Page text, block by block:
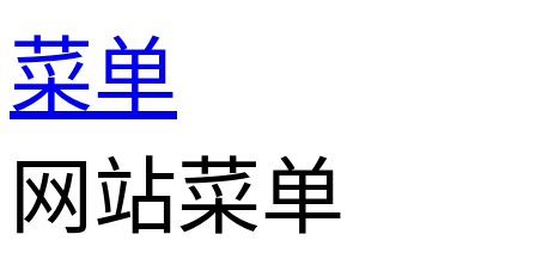
菜单
网站菜单